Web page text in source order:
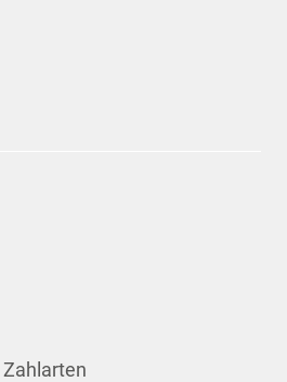
Zahlarten